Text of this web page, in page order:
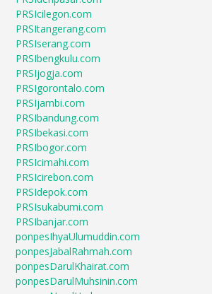
PRSIcilegon.com
PRSItangerang.com
PRSIserang.com
PRSIbengkulu.com
PRSIjogja.com
PRSIgorontalo.com
PRSIjambi.com
PRSIbandung.com
PRSIbekasi.com
PRSIbogor.com
PRSIcimahi.com
PRSIcirebon.com
PRSIdepok.com
PRSIsukabumi.com
PRSIbanjar.com
ponpesIhyaUlumuddin.com
ponpesJabalRahmah.com
ponpesDarulKhairat.com
ponpesDarulMuhsinin.com